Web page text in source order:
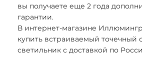
вы получаете еще 2 года
гарантии.
В интернет-магазине
купить встраиваемый точечный
светильник с доставкой по